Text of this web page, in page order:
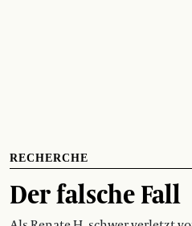
RECHERCHE
Der falsche Fall